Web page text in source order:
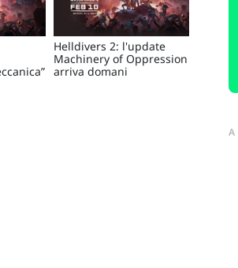
Helldivers 2: l'update
Machinery of Oppression
arriva domani